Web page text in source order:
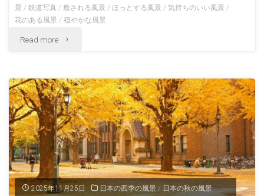
景 /鉄道写真 /癒される風景 /ほっとする風景 /気持ちのいい風景 /
花のある風景 /穏やかな風景
Read more "都
と
桜
東
京
の
2025年11月25日 日本の四季の風景 / 日本の秋の風景